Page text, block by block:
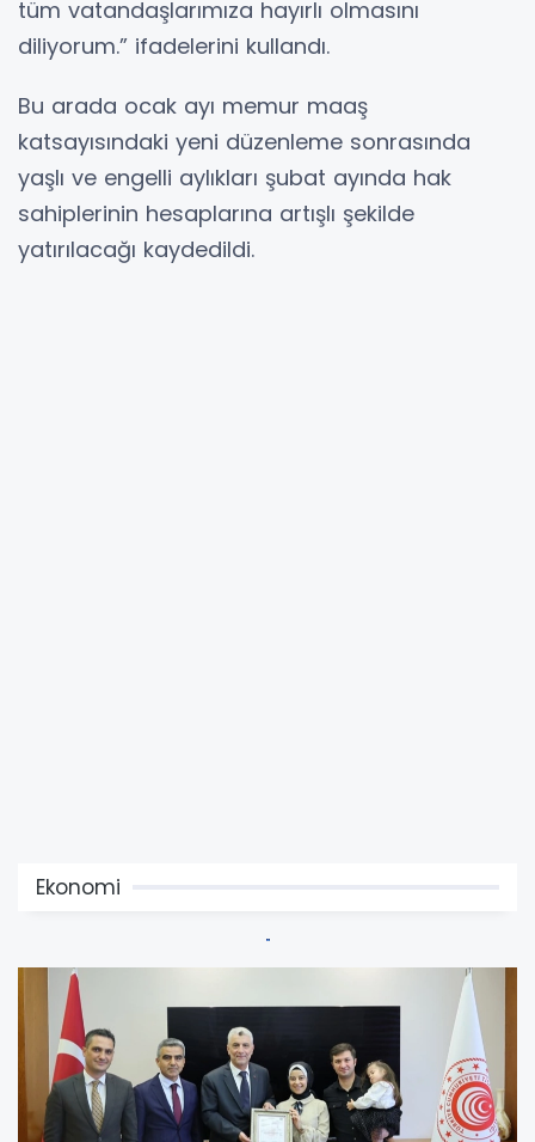
tüm vatandaşlarımıza hayırlı olmasını
diliyorum.” ifadelerini kullandı.
Bu arada ocak ayı memur maaş
katsayısındaki yeni düzenleme sonrasında
yaşlı ve engelli aylıkları şubat ayında hak
sahiplerinin hesaplarına artışlı şekilde
yatırılacağı kaydedildi.
Ekonomi